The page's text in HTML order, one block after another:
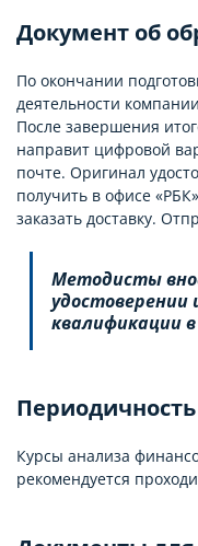
Документ об
По окончании
деятельности
После завершения
направит цифровой
почте. Оригинал
получить в офисе
заказать доставку.
Методисты
квалификации
Курсы анализа
рекомендуется